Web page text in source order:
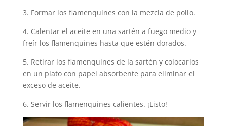
3. Formar los flamenquines con la mezcla de pollo.
4. Calentar el aceite en una sartén a fuego medio y
freír los flamenquines hasta que estén dorados.
5. Retirar los flamenquines de la sartén y colocarlos
en un plato con papel absorbente para eliminar el
exceso de aceite.
6. Servir los flamenquines calientes. ¡Listo!